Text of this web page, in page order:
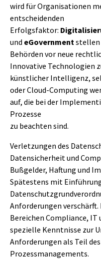
wird für Organisationen
entscheidenden
Erfolgsfaktor:
und eGovernment stellen
Behörden vor neue
Innovative Technologien
künstlicher Intelligenz,
oder Cloud-Computing
auf, die bei der
Prozesse
zu beachten sind.
Verletzungen des
Datensicherheit und
Bußgelder, Haftung und
Spätestens mit
Anforderungen
Bereichen Compliance,
spezielle Kenntnisse zur
Anforderungen als Teil
Prozessmanagements.